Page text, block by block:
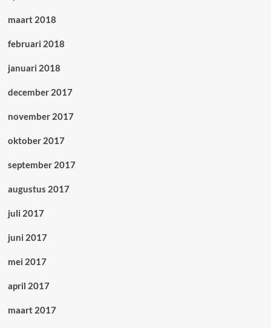
maart 2018
februari 2018
januari 2018
december 2017
november 2017
oktober 2017
september 2017
augustus 2017
juli 2017
juni 2017
mei 2017
april 2017
maart 2017